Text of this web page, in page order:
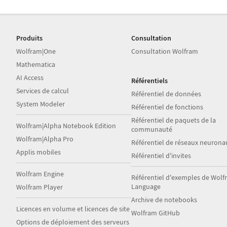
Produits
Wolfram|One
Mathematica
AI Access
Services de calcul
System Modeler
Wolfram|Alpha Notebook Edition
Wolfram|Alpha Pro
Applis mobiles
Wolfram Engine
Wolfram Player
Licences en volume et licences de site
Options de déploiement des serveurs
Consultation
Consultation Wolfram
Référentiels
Référentiel de données
Référentiel de fonctions
Référentiel de paquets de la
communauté
Référentiel de réseaux
Référentiel d'invites
Référentiel d'exemples de
Language
Archive de notebooks
Wolfram GitHub